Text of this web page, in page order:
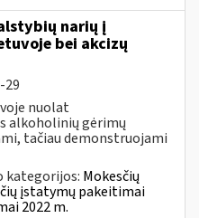
narių į
bei akcizų
29
nuolat
alkoholinių gėrimų
tačiau demonstruojami
kategorijos: Mokesčių
įstatymų pakeitimai
2022 m.